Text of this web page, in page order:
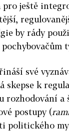
pro ještě
by rády
své
skepse k
rozhodování a
postupy (
politického